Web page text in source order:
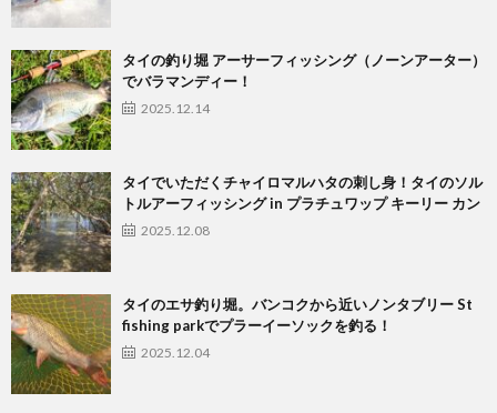
タイの釣り堀 アーサーフィッシング（ノーンアーター）
でバラマンディー！
2025.12.14
タイでいただくチャイロマルハタの刺し身！タイのソル
トルアーフィッシング in プラチュワップ キーリー カン
2025.12.08
タイのエサ釣り堀。バンコクから近いノンタブリー St
fishing parkでプラーイーソックを釣る！
2025.12.04